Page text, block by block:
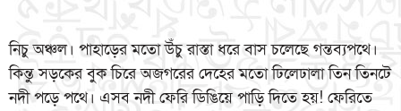
নিচু অঞ্চল। পাহাড়ের মতো উঁচু রাস্তা ধরে বাস চলেছে গন্তব্যপথে।
কিন্তু সড়কের বুক চিরে অজগরের দেহের মতো ঢিলেঢালা তিন তিনটে
নদী পড়ে পথে। এসব নদী ফেরি ডিঙিয়ে পাড়ি দিতে হয়! ফেরিতে